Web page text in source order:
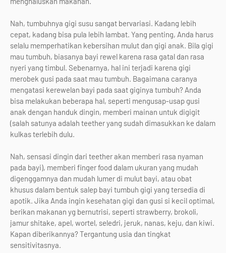
Nah, tumbuhnya gigi susu sangat bervariasi. Kadang lebih
cepat, kadang bisa pula lebih lambat. Yang penting, Anda harus
selalu memperhatikan kebersihan mulut dan gigi anak. Bila gigi
mau tumbuh, biasanya bayi rewel karena rasa gatal dan rasa
nyeri yang timbul. Sebenarnya, hal ini terjadi karena gigi
merobek gusi pada saat mau tumbuh. Bagaimana caranya
mengatasi kerewelan bayi pada saat giginya tumbuh? Anda
bisa melakukan beberapa hal, seperti mengusap-usap gusi
anak dengan handuk dingin, memberi mainan untuk digigit
(salah satunya adalah teether yang sudah dimasukkan ke dalam
kulkas terlebih dulu.
Nah, sensasi dingin dari teether akan memberi rasa nyaman
pada bayi), memberi finger food dalam ukuran yang mudah
digenggamnya dan mudah lumer di mulut bayi, atau obat
khusus dalam bentuk salep bayi tumbuh gigi yang tersedia di
apotik. Jika Anda ingin kesehatan gigi dan gusi si kecil optimal,
berikan makanan yg bernutrisi, seperti strawberry, brokoli,
jamur shitake, apel, wortel, seledri, jeruk, nanas, keju, dan kiwi.
Kapan diberikannya? Tergantung usia dan tingkat
sensitivitasnya.